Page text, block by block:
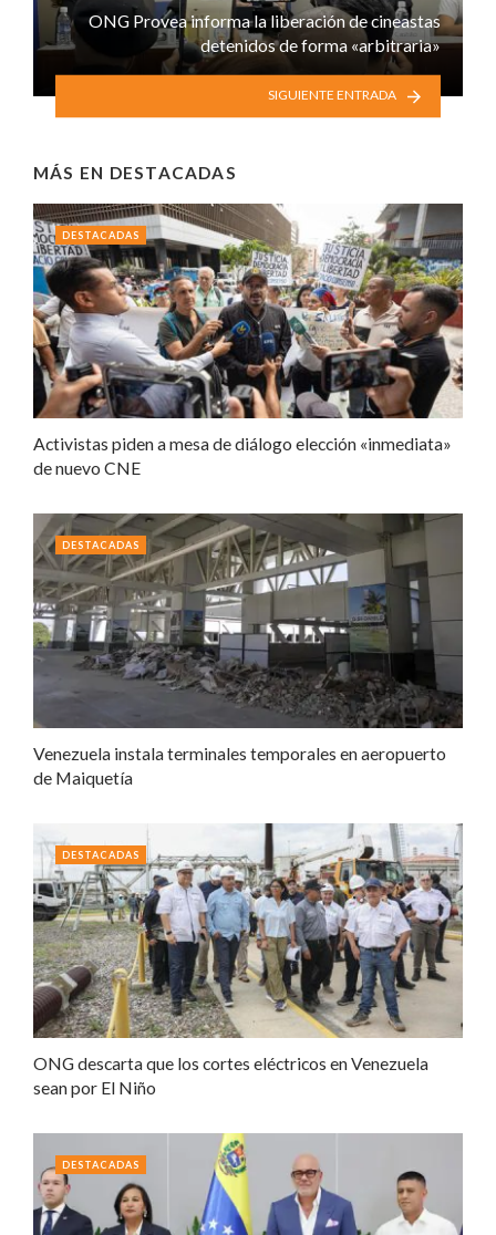
ONG Provea informa la liberación de cineastas
detenidos de forma «arbitraria»
SIGUIENTE ENTRADA
MÁS EN DESTACADAS
Activistas piden a mesa de diálogo elección «inmediata»
de nuevo CNE
DESTACADAS
Venezuela instala terminales temporales en aeropuerto
de Maiquetía
DESTACADAS
ONG descarta que los cortes eléctricos en Venezuela
sean por El Niño
DESTACADAS
DESTACADAS